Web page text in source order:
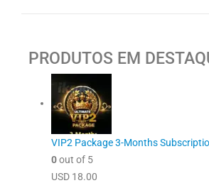
PRODUTOS EM
VIP2 Package 3-Months
0out of 5
USD 18.00